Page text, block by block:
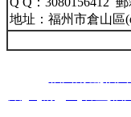
地址：福州市倉山區